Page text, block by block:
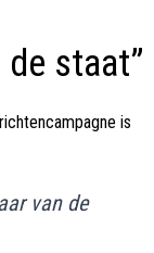
staat”
is
van de